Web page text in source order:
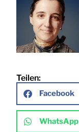
Teilen:
Facebook
WhatsApp